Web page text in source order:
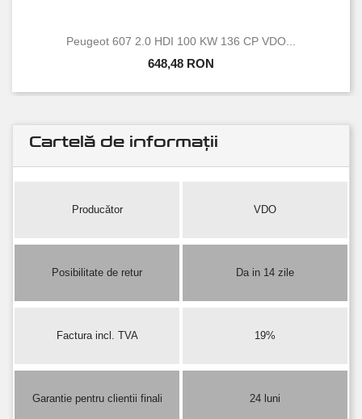
Peugeot 607 2.0 HDI 100 KW 136 CP VDO...
648,48 RON
Cartelă de informații
Producător VDO
Posibilitate de retur Da in 14 zile
Factura incl. TVA 19%
Garantie pentru clientii finali 24 luni